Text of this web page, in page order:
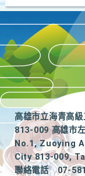
高雄市立海青高
813-009 高雄市
No.1, Zuoying
City 813-009,
聯絡電話
07-